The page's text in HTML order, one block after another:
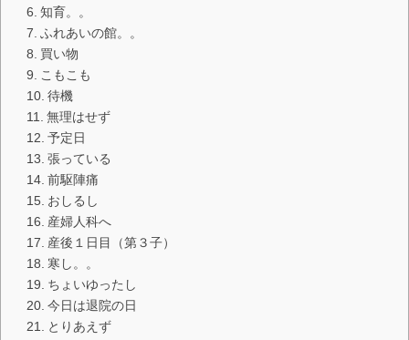
知育。。
ふれあいの館。。
買い物
こもこも
待機
無理はせず
予定日
張っている
前駆陣痛
おしるし
産婦人科へ
産後１日目（第３子）
寒し。。
ちょいゆったし
今日は退院の日
とりあえず